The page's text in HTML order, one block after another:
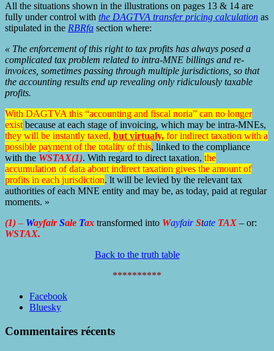
All the situations shown in the illustrations on pages 13 & 14 are
fully under control with the DAGTVA transfer pricing calculation as
stipulated in the RBRfa section where:
« The enforcement of this right to tax profits has always posed a
complicated tax problem related to intra-MNE billings and re-
invoices, sometimes passing through multiple jurisdictions, so that
the accounting results end up revealing only ridiculously taxable
profits.
With DAGTVA this “accounting and fiscal noria” can no longer
exist because at each stage of invoicing, which may be intra-MNEs,
they will be instantly taxed, but virtualy, for indirect taxation with a
possible payment of the totality of this, linked to the compliance
with the WSTAX(1). With regard to direct taxation, the
accumulation of data about indirect taxation gives the amount of
profits in each jurisdiction. lt will be levied by the relevant tax
authorities of each MNE entity and may be, as today, paid at regular
moments. »
(1) – WayfairSale Tax transformed into WayfairState TAX – or:
WSTAX.
Back to the truth table
**********
Partager
"MNE
Facebook
Bluesky
Commentaires récents